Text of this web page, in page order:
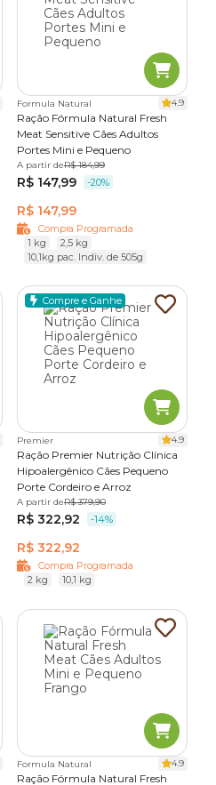
Formula Natural 4.9
Ração Fórmula Natural Fresh
Meat Sensitive Cães Adultos
Portes Mini e Pequeno
A partir deR$ 184,99
R$ 147,99 -20%
R$ 147,99
Compra Programada
1 kg
2,5 kg
10,1kg pac. Indiv. de 505g
Compre e Ganhe
Premier 4.9
Ração Premier Nutrição Clínica
Hipoalergênico Cães Pequeno
Porte Cordeiro e Arroz
A partir deR$ 379,90
R$ 322,92 -14%
R$ 322,92
Compra Programada
2 kg
10,1 kg
Formula Natural 4.9
Ração Fórmula Natural Fresh